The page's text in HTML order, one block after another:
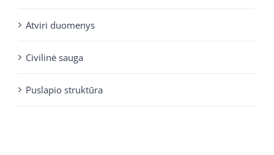
Atviri duomenys
Civilinė sauga
Puslapio struktūra